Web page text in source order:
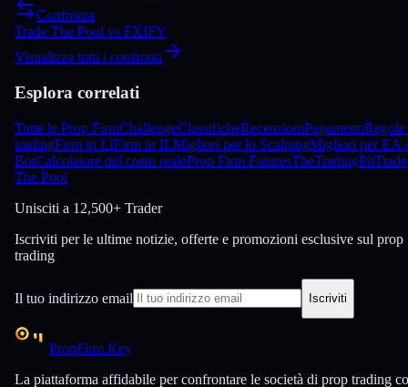
Confronta
Trade The Pool vs FXIFY
Visualizza tutti i confronti
Esplora correlati
Tutte le Prop FirmChallengeClassificheRecensioniPagamenti
tradingFirm in LIFirm in ILMigliori per lo ScalpingMigliori per EA
BotCalcolatore del costo realeProp Firm FuturesTheTradingPitTrade
The Pool
Unisciti a 12,500+ Trader
Iscriviti per le ultime notizie, offerte e promozioni esclusive sul prop
trading
Il tuo indirizzo email Iscriviti
PropFirm Key
La piattaforma affidabile per confrontare le società di prop trading